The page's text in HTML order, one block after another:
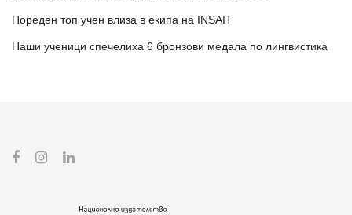
Пореден топ учен влиза в екипа на INSAIT
Наши ученици спечелиха 6 бронзови медала по лингвистика